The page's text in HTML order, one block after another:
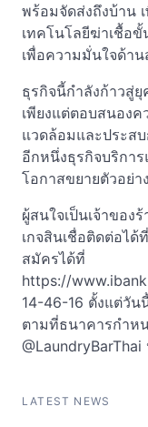
พร้อมจัดส่งถึงบ้าน
เทคโนโลยีฆ่าเชื้อ
เพื่อความมั่นใจด้า
ธุรกิจนี้กำลังก้าวสู่
เพียงแต่ตอบสนอง
แวดล้อมและประส
อีกหนึ่งธุรกิจบริกา
โอกาสขยายตัวอย่า
ผู้สนใจเป็นเจ้าขอ
เกจสินเชื่อติดต่อไ
สมัครได้ที่
https://
14-46-16 ตั้งแต่วัน
ตามที่ธนาคารกำห
LATEST NEWS